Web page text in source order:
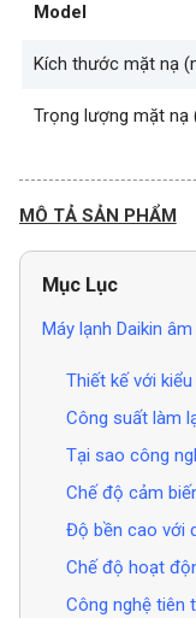
Model
Kích thước mặt nạ
Trọng lượng mặt nạ
MÔ TẢ SẢN PHẨM
Mục Lục
Máy lạnh Daikin
Thiết kế với
Công suất làm
Tại sao công
Chế độ cảm
Độ bền cao với
Chế độ hoạt
Công nghệ tiên